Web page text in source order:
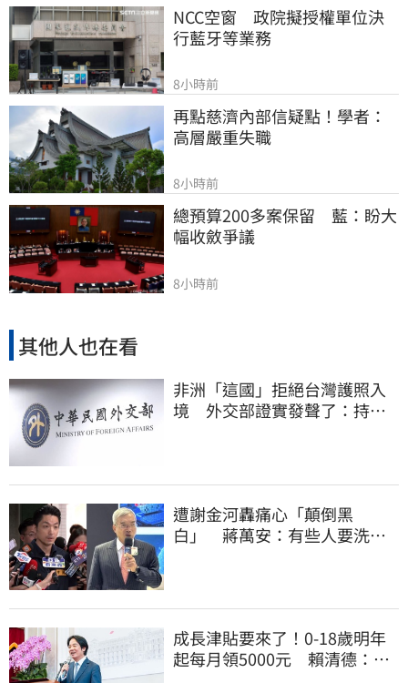
NCC空窗　政院擬授權單位決
行藍牙等業務
8小時前
再點慈濟內部信疑點！學者：
高層嚴重失職
8小時前
總預算200多案保留　藍：盼大
幅收斂爭議
8小時前
其他人也在看
非洲「這國」拒絕台灣護照入
境 外交部證實發聲了：持續
遭謝金河轟痛心「顛倒黑
白」 蔣萬安：有些人要洗人
成長津貼要來了！0-18歲明年
起每月領5000元 賴清德：此